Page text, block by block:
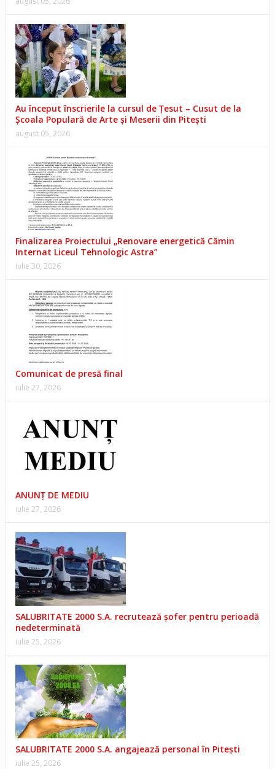
Au început înscrierile la cursul de Țesut – Cusut de la
Școala Populară de Arte și Meserii din Pitești
august 05, 2026
Finalizarea Proiectului „Renovare energetică Cămin
Internat Liceul Tehnologic Astra”
iulie 30, 2026
Comunicat de presă final
iulie 27, 2026
ANUNŢ DE MEDIU
iulie 27, 2026
SALUBRITATE 2000 S.A. recrutează șofer pentru perioadă
nedeterminată
iulie 25, 2026
SALUBRITATE 2000 S.A. angajează personal în Pitești
iulie 25, 2026